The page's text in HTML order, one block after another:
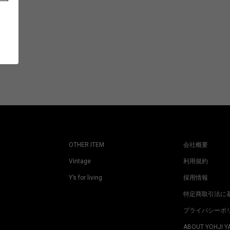
OTHER ITEM
Vintage
Y’s for living
会社概要
利用規約
採用情報
特定商取引法に
プライバシーポ
ABOUT YOHJI